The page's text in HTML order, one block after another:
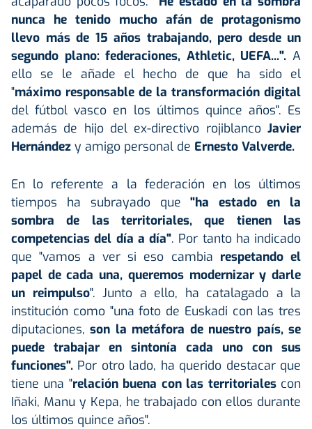
nunca he tenido mucho afán de protagonismo
llevo más de 15 años trabajando, pero desde un
segundo plano: federaciones, Athletic, UEFA...". A
ello se le añade el hecho de que ha sido el
"máximo responsable de la transformación digital
del fútbol vasco en los últimos quince años". Es
además de hijo del ex-directivo rojiblanco Javier
Hernández y amigo personal de Ernesto Valverde.
En lo referente a la federación en los últimos
tiempos ha subrayado que"ha estado en la
sombra de las territoriales, que tienen las
competencias del día a día". Por tanto ha indicado
que "vamos a ver si eso cambia respetando el
papel de cada una, queremos modernizar y darle
un reimpulso". Junto a ello, ha catalagado a la
institución como "una foto de Euskadi con las tres
diputaciones,son la metáfora de nuestro país, se
puede trabajar en sintonía cada uno con sus
funciones". Por otro lado, ha querido destacar que
tiene una "relación buena con las territorialescon
Iñaki, Manu y Kepa, he trabajado con ellos durante
los últimos quince años".